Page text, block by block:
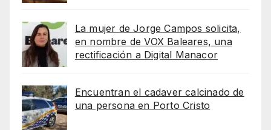
La mujer de Jorge Campos solicita,
en nombre de VOX Baleares, una
rectificación a Digital Manacor
Encuentran el cadaver calcinado de
una persona en Porto Cristo